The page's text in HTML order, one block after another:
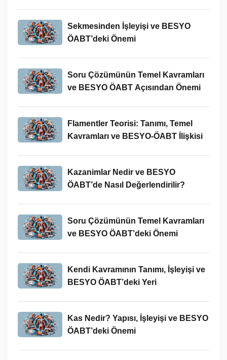
Sekmesinden İşleyişi ve BESYO
ÖABT’deki Önemi
Soru Çözümünün Temel Kavramları
ve BESYO ÖABT Açısından Önemi
Flamentler Teorisi: Tanımı, Temel
Kavramları ve BESYO-ÖABT İlişkisi
Kazanimlar Nedir ve BESYO
ÖABT’de Nasıl Değerlendirilir?
Soru Çözümünün Temel Kavramları
ve BESYO ÖABT’deki Önemi
Kendi Kavramının Tanımı, İşleyişi ve
BESYO ÖABT’deki Yeri
Kas Nedir? Yapısı, İşleyişi ve BESYO
ÖABT’deki Önemi